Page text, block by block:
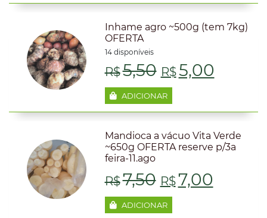
original
era:
R$10,00.
atual
é:
Inhame agro ~500g (tem 7kg)
OFERTA
14 disponíveis
R$5,50 O
preço
original
era:
R$5,50.
R$5,00
atual
é:
ADICIONAR
Mandioca a vácuo Vita Verde
~650g OFERTA reserve p/3a
feira-11.ago
R$7,50 O
preço
R$7,00
ADICIONAR